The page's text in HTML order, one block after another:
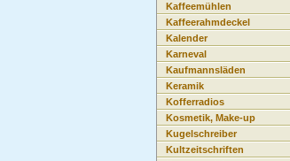
Kaffeemühlen
Kaffeerahmdeckel
Kalender
Karneval
Kaufmannsläden
Keramik
Kofferradios
Kosmetik, Make-up
Kugelschreiber
Kultzeitschriften